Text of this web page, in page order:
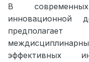
В
инновационной
эффективных